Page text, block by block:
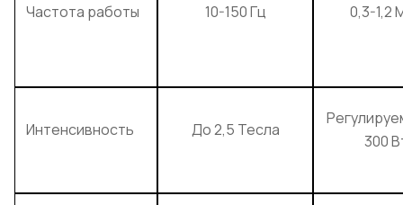
Частота работы 10-150 Гц 0,3-1,2
Интенсивность До 2,5 Тесла
300